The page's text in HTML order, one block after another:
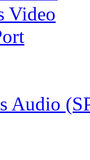
Video
Audio